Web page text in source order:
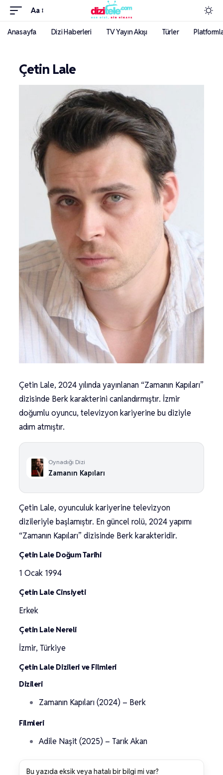
Aa
Anasayfa Dizi Haberleri TV Yayın Akışı Türler
Çetin Lale
Çetin Lale, 2024 yılında yayınlanan “Zamanın Kapıları”
dizisinde Berk karakterini canlandırmıştır. İzmir
doğumlu oyuncu, televizyon kariyerine bu diziyle
adım atmıştır.
Oynadığı Dizi
Zamanın Kapıları
Çetin Lale, oyunculuk kariyerine televizyon
dizileriyle başlamıştır. En güncel rolü, 2024 yapımı
“Zamanın Kapıları” dizisinde Berk karakteridir.
Çetin Lale Doğum Tarihi
1 Ocak 1994
Çetin Lale Cinsiyeti
Erkek
Çetin Lale Nereli
İzmir, Türkiye
Çetin Lale Dizileri ve Filmleri
Dizileri
Zamanın Kapıları (2024) – Berk
Filmleri
Adile Naşit (2025) – Tarık Akan
Bu yazıda eksik veya hatalı bir bilgi mi var?